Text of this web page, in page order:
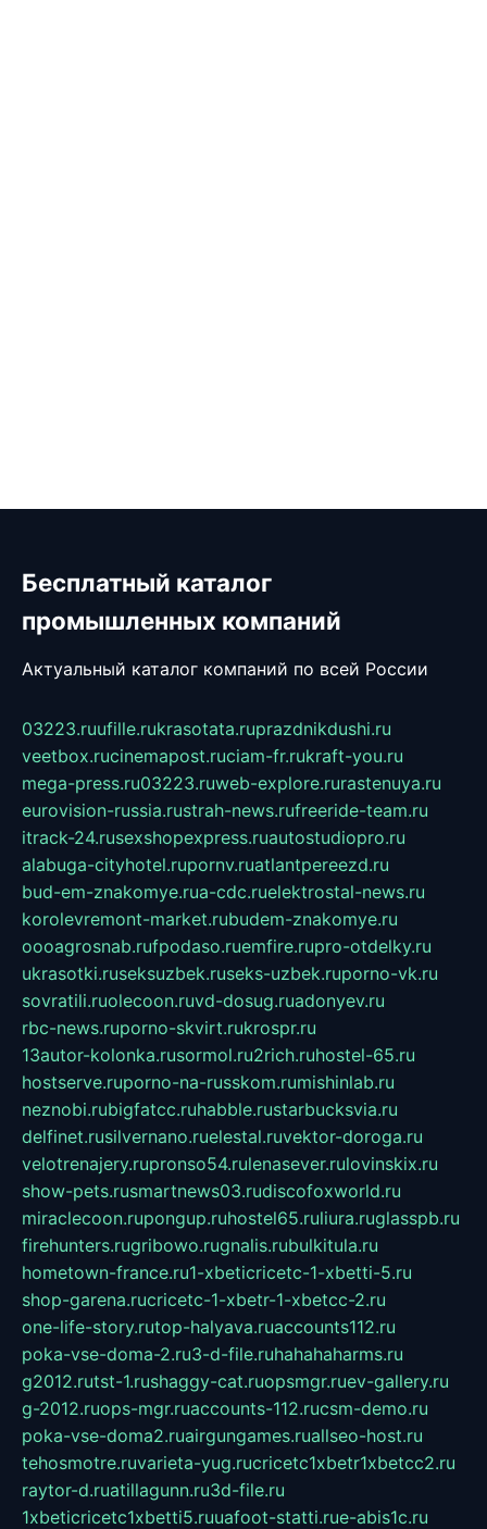
Бесплатный каталог
промышленных компаний
Актуальный каталог компаний по всей России
03223.ruufille.rukrasotata.ruprazdnikdushi.ru
veetbox.rucinemapost.ruciam-fr.rukraft-you.ru
mega-press.ru03223.ruweb-explore.rurastenuya.ru
eurovision-russia.rustrah-news.rufreeride-team.ru
itrack-24.rusexshopexpress.ruautostudiopro.ru
alabuga-cityhotel.rupornv.ruatlantpereezd.ru
bud-em-znakomye.rua-cdc.ruelektrostal-news.ru
korolevremont-market.rubudem-znakomye.ru
oooagrosnab.rufpodaso.ruemfire.rupro-otdelky.ru
ukrasotki.ruseksuzbek.ruseks-uzbek.ruporno-vk.ru
sovratili.ruolecoon.ruvd-dosug.ruadonyev.ru
rbc-news.ruporno-skvirt.rukrospr.ru
13autor-kolonka.rusormol.ru2rich.ruhostel-65.ru
hostserve.ruporno-na-russkom.rumishinlab.ru
neznobi.rubigfatcc.ruhabble.rustarbucksvia.ru
delfinet.rusilvernano.ruelestal.ruvektor-doroga.ru
velotrenajery.rupronso54.rulenasever.rulovinskix.ru
show-pets.rusmartnews03.rudiscofoxworld.ru
miraclecoon.rupongup.ruhostel65.ruliura.ruglasspb.ru
firehunters.rugribowo.rugnalis.rubulkitula.ru
hometown-france.ru1-xbeticricetc-1-xbetti-5.ru
shop-garena.rucricetc-1-xbetr-1-xbetcc-2.ru
one-life-story.rutop-halyava.ruaccounts112.ru
poka-vse-doma-2.ru3-d-file.ruhahahaharms.ru
g2012.rutst-1.rushaggy-cat.ruopsmgr.ruev-gallery.ru
g-2012.ruops-mgr.ruaccounts-112.rucsm-demo.ru
poka-vse-doma2.ruairgungames.ruallseo-host.ru
tehosmotre.ruvarieta-yug.rucricetc1xbetr1xbetcc2.ru
raytor-d.ruatillagunn.ru3d-file.ru
1xbeticricetc1xbetti5.ruuafoot-statti.rue-abis1c.ru